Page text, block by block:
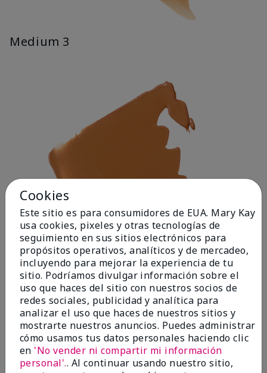
Medium 3
Deep 1
Cookies
Este sitio es para consumidores de EUA. Mary Kay
usa cookies, pixeles y otras tecnologías de
seguimiento en sus sitios electrónicos para
propósitos operativos, analíticos y de mercadeo,
incluyendo para mejorar la experiencia de tu
sitio. Podríamos divulgar información sobre el
uso que haces del sitio con nuestros socios de
redes sociales, publicidad y analítica para
analizar el uso que haces de nuestros sitios y
mostrarte nuestros anuncios. Puedes administrar
cómo usamos tus datos personales haciendo clic
en 'No vender ni compartir mi información
personal'.. Al continuar usando nuestro sitio,